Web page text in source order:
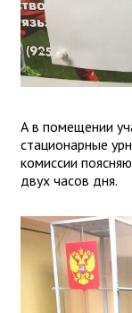
А в помещении
стационарные
комиссии
двух часов дня.